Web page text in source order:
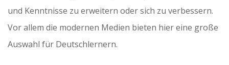
und Kenntnisse zu erweitern oder sich zu verbessern.
Vor allem die modernen Medien bieten hier eine große
Auswahl für Deutschlernern.